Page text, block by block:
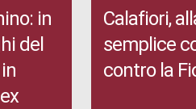
in
del
Calafiori,
semplice
contro la